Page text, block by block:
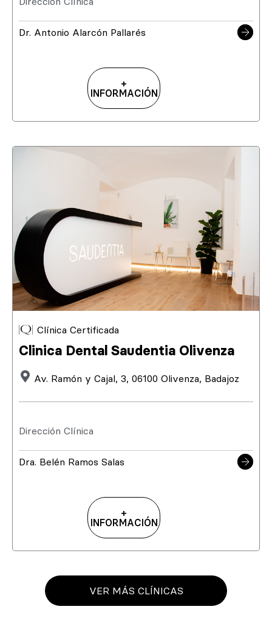
Dr. Antonio Alarcón Pallarés
+
INFORMACIÓN
Clínica Certificada
Clinica Dental Saudentia Olivenza
Av. Ramón y Cajal, 3, 06100 Olivenza, Badajoz
Dirección Clínica
Dra. Belén Ramos Salas
+
INFORMACIÓN
VER MÁS CLÍNICAS